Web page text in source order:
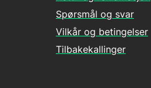
Spørsmål og svar
Vilkår og betingelser
Tilbakekallinger